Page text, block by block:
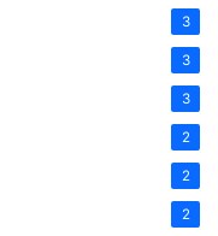
3
3
3
2
2
2